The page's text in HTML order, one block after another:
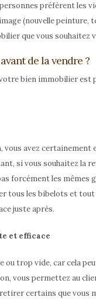
préfèrent les
(nouvelle peinture,
que vous souhaitez
de la vendre ?
bien immobilier est
vous avez
si vous souhaitez la
forcément les mêmes
tous les bibelots et
juste après.
et efficace
trop vide, car cela
vous permettez au
certains que